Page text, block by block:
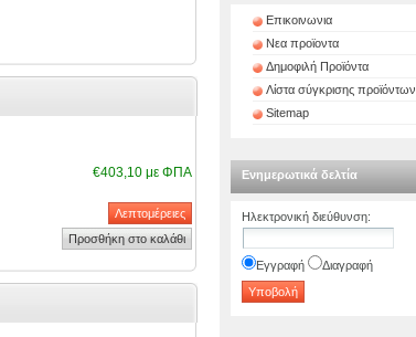
€403,10 με ΦΠΑ
Επικοινωνια
Νεα προϊοντα
Δημοφιλή Προϊόντα
Λίστα σύγκρισης προϊόντων
Sitemap
Ενημερωτικά δελτία
Ηλεκτρονική διεύθυνση:
Εγγραφή Διαγραφή